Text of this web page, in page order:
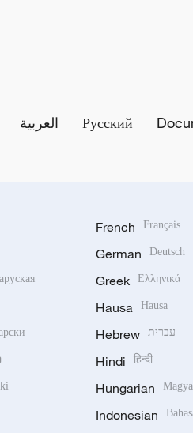
العربية Русский
French Français
German Deutsch
Greek Ελληνικά
Hausa Hausa
Hebrew עברית
Hindi हिन्दी
Hungarian
Indonesian